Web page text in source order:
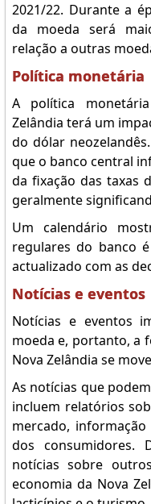
2021/22. Durante a
da moeda será
relação a outras
Política monetária
A política
Zelândia terá um
do dólar
que o banco central
da fixação das taxas
geralmente
Um calendário
regulares do banco
actualizado com as
Notícias e eventos
Notícias e eventos
moeda e, portanto, a
Nova Zelândia se
As notícias que
incluem relatórios
mercado,
dos consumidores.
notícias sobre
economia da Nova